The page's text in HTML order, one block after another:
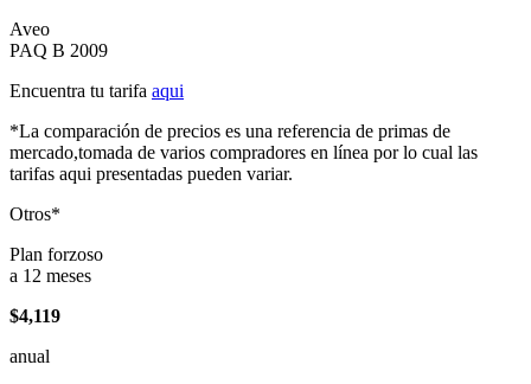
Aveo
PAQ B 2009
Encuentra tu tarifa aqui
*La comparación de precios es una referencia de primas de
mercado,tomada de varios compradores en línea por lo cual las
tarifas aqui presentadas pueden variar.
Otros*
Plan forzoso
a 12 meses
$4,119
anual